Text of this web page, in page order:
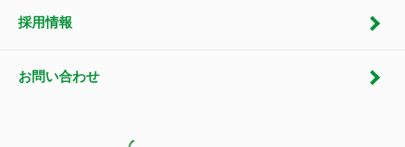
採用情報
お問い合わせ